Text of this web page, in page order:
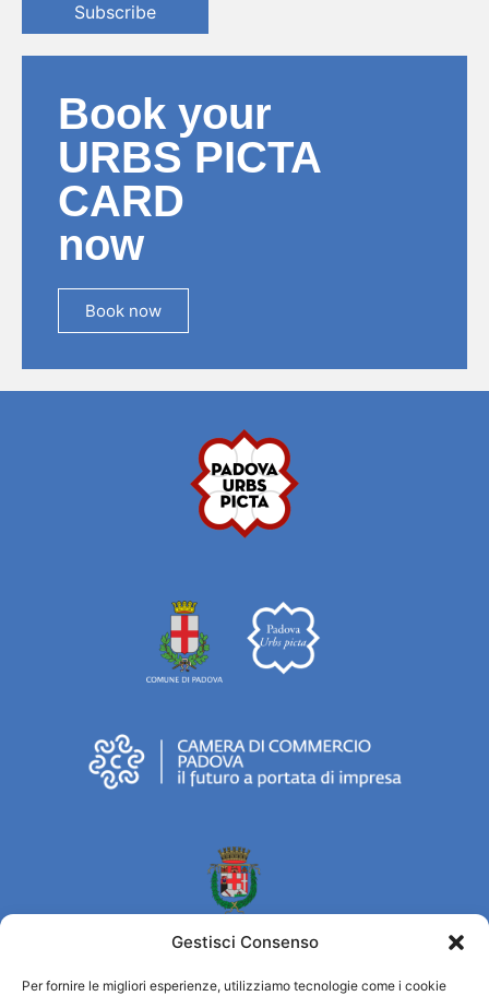
Gestisci Consenso
Per fornire le migliori esperienze, utilizziamo tecnologie come i cookie
Subscribe
Book your
URBS PICTA
CARD
now
Book now